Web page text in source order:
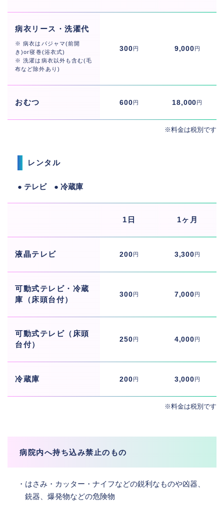
病衣リース・洗濯代
※ 病衣はパジャマ(前開
き)or寝巻(浴衣式)
※ 洗濯は病衣以外も含む(毛
布など除外あり)
300円 9,000円
おむつ 600円 18,000円
※料金は税別です
レンタル
● テレビ ● 冷蔵庫
1日 1ヶ月
液晶テレビ 200円 3,300円
可動式テレビ・冷蔵
庫（床頭台付）
300円 7,000円
可動式テレビ（床頭
台付）
250円 4,000円
冷蔵庫 200円 3,000円
※料金は税別です
病院内へ持ち込み禁止のもの
・はさみ・カッター・ナイフなどの鋭利なものや凶器、
銃器、爆発物などの危険物